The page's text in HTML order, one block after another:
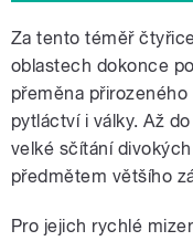
Za tento téměř
oblastech dokonce
přeměna
pytláctví i války. Až
velké sčítání
předmětem většího
Pro jejich rychlé